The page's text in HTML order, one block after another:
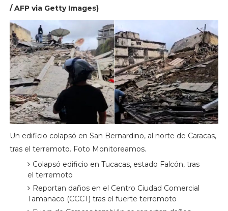
/ AFP via Getty Images)
Un edificio colapsó en San Bernardino, al norte de Caracas,
tras el terremoto. Foto Monitoreamos.
Colapsó edificio en Tucacas, estado Falcón, tras
el terremoto
Reportan daños en el Centro Ciudad Comercial
Tamanaco (CCCT) tras el fuerte terremoto